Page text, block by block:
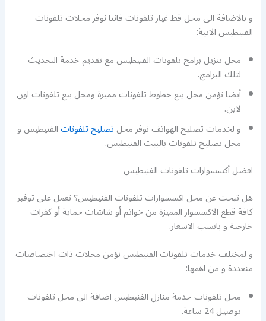
و بالاضافة الى محل قط غيار تلفونات فاننا نوفر محلات تلفونات
الفنيطيس الاتية:
محل تنزيل برامج تلفونات الفنيطيس مع تقديم خدمة التحديث
لتلك البرامج.
أيضا نؤمن محل بيع خطوط تلفونات مميزة ومحل بيع تلفونات اون
لاين.
و لخدمات تصليح الهواتف نوفر محلتصليح تلفوناتالفنيطيس و
محل تصليح تلفونات بالبيت الفنيطيس.
افضل أكسسوارات تلفونات الفنيطيس
هل تبحث عن محل اكسسوارات تلفونات الفنيطيس؟ نعمل على توفير
كافة قطع الاكسسوار المميزة من خواتم أو شاشات حماية أو كفرات
خارجية و بانسب الاسعار.
و لمختلف خدمات تلفونات الفنيطيس نؤمن محلات ذات اختصاصات
متعددة و من اهمها:
محل تلفونات خدمة منازل الفنيطيس اضافة الى محل تلفونات
توصيل 24 ساعة.